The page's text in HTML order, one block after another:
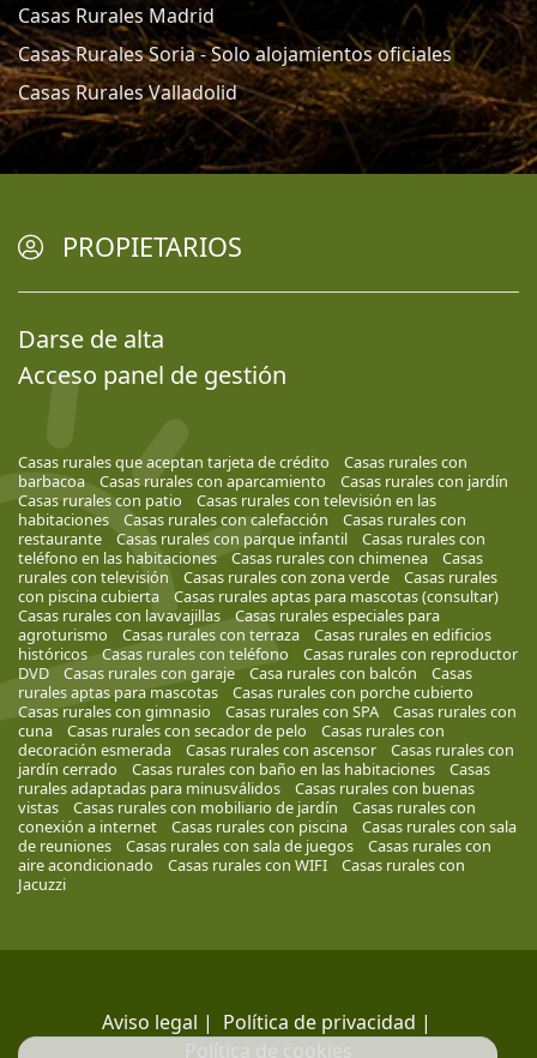
Casas Rurales Madrid
Casas Rurales Soria - Solo alojamientos oficiales
Casas Rurales Valladolid
PROPIETARIOS
Darse de alta
Acceso panel de gestión
Casas rurales que aceptan tarjeta de crédito
Casas rurales con
barbacoa
Casas rurales con aparcamiento
Casas rurales con jardín
Casas rurales con patio
Casas rurales con televisión en las
habitaciones
Casas rurales con calefacción
Casas rurales con
restaurante
Casas rurales con parque infantil
Casas rurales con
teléfono en las habitaciones
Casas rurales con chimenea
Casas
rurales con televisión
Casas rurales con zona verde
Casas rurales
con piscina cubierta
Casas rurales aptas para mascotas (consultar)
Casas rurales con lavavajillas
Casas rurales especiales para
agroturismo
Casas rurales con terraza
Casas rurales en edificios
históricos
Casas rurales con teléfono
Casas rurales con reproductor
DVD
Casas rurales con garaje Casa rurales con balcón
Casas
rurales aptas para mascotas
Casas rurales con porche cubierto
Casas rurales con gimnasio
Casas rurales con SPA
Casas rurales con
cuna
Casas rurales con secador de pelo
Casas rurales con
decoración esmerada
Casas rurales con ascensor
Casas rurales con
jardín cerrado
Casas rurales con baño en las habitaciones
Casas
rurales adaptadas para minusválidos
Casas rurales con buenas
vistas
Casas rurales con mobiliario de jardín
Casas rurales con
conexión a internet
Casas rurales con piscina
Casas rurales con sala
de reuniones
Casas rurales con sala de juegos
Casas rurales con
aire acondicionado
Casas rurales con WIFI
Casas rurales con
Jacuzzi
Aviso legal | Política de privacidad |
Política de cookies